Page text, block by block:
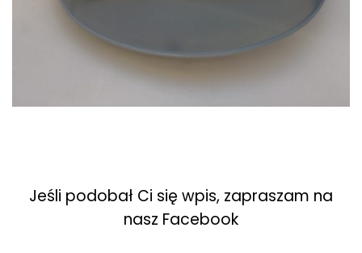
Jeśli podobał Ci się wpis, zapraszam na
nasz Facebook